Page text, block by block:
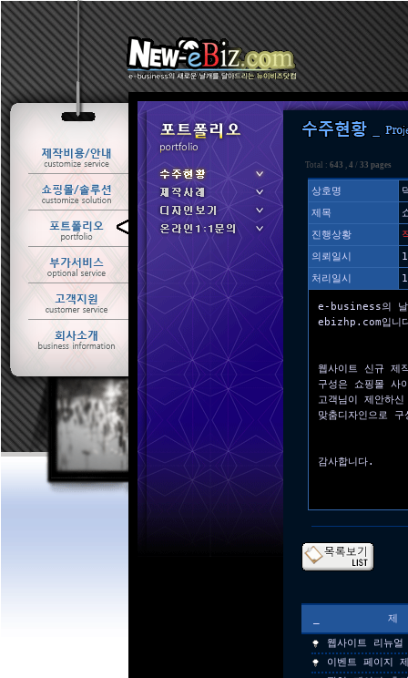
Total : 643 , 4 / 33 pages
상호명
제목
진행상황
의뢰일시
처리일시
e-business의 날
ebizhp.com입니
웹사이트 신규 제
구성은 쇼핑몰 사
고객님이 제안하
맞춤디자인으로
감사합니다.
웹사이트 리뉴얼
이벤트 페이지
ㆍ 수주현황
ㆍ 제작사례